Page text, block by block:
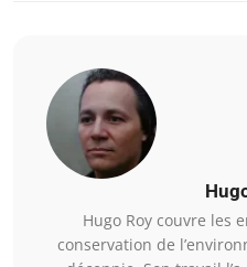
Hugo Roy couvre les
conservation de